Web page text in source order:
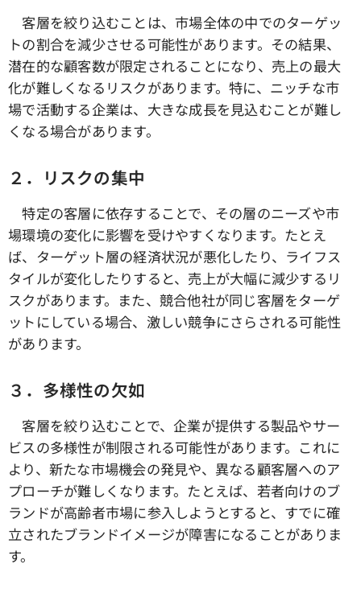
客層を絞り込むことは、市場全体の中でのターゲッ
トの割合を減少させる可能性があります。その結果、
潜在的な顧客数が限定されることになり、売上の最大
化が難しくなるリスクがあります。特に、ニッチな市
場で活動する企業は、大きな成長を見込むことが難し
くなる場合があります。
２．リスクの集中
特定の客層に依存することで、その層のニーズや市
場環境の変化に影響を受けやすくなります。たとえ
ば、ターゲット層の経済状況が悪化したり、ライフス
タイルが変化したりすると、売上が大幅に減少するリ
スクがあります。また、競合他社が同じ客層をターゲ
ットにしている場合、激しい競争にさらされる可能性
があります。
３．多様性の欠如
客層を絞り込むことで、企業が提供する製品やサー
ビスの多様性が制限される可能性があります。これに
より、新たな市場機会の発見や、異なる顧客層へのア
プローチが難しくなります。たとえば、若者向けのブ
ランドが高齢者市場に参入しようとすると、すでに確
立されたブランドイメージが障害になることがありま
す。